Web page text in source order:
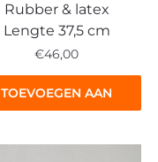
Rubber & latex
Lengte 37,5 cm
€46,00
TOEVOEGEN AAN